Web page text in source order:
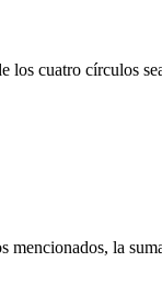
los cuatro círculos
la